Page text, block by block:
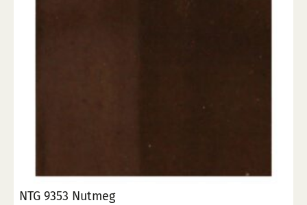
NTG 9353 Nutmeg